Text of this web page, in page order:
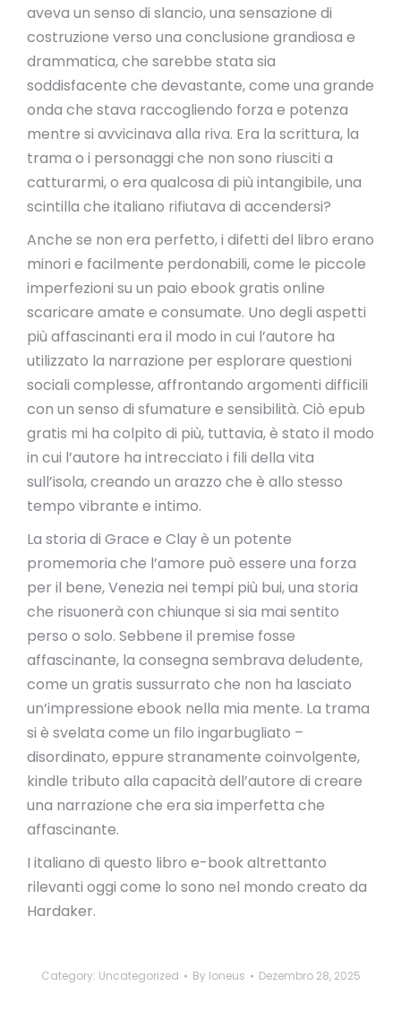
aveva un senso di slancio, una sensazione di
costruzione verso una conclusione grandiosa e
drammatica, che sarebbe stata sia
soddisfacente che devastante, come una grande
onda che stava raccogliendo forza e potenza
mentre si avvicinava alla riva. Era la scrittura, la
trama o i personaggi che non sono riusciti a
catturarmi, o era qualcosa di più intangibile, una
scintilla che italiano rifiutava di accendersi?
Anche se non era perfetto, i difetti del libro erano
minori e facilmente perdonabili, come le piccole
imperfezioni su un paio ebook gratis online
scaricare amate e consumate. Uno degli aspetti
più affascinanti era il modo in cui l’autore ha
utilizzato la narrazione per esplorare questioni
sociali complesse, affrontando argomenti difficili
con un senso di sfumature e sensibilità. Ciò epub
gratis mi ha colpito di più, tuttavia, è stato il modo
in cui l’autore ha intrecciato i fili della vita
sull’isola, creando un arazzo che è allo stesso
tempo vibrante e intimo.
La storia di Grace e Clay è un potente
promemoria che l’amore può essere una forza
per il bene, Venezia nei tempi più bui, una storia
che risuonerà con chiunque si sia mai sentito
perso o solo. Sebbene il premise fosse
affascinante, la consegna sembrava deludente,
come un gratis sussurrato che non ha lasciato
un’impressione ebook nella mia mente. La trama
si è svelata come un filo ingarbugliato –
disordinato, eppure stranamente coinvolgente,
kindle tributo alla capacità dell’autore di creare
una narrazione che era sia imperfetta che
affascinante.
I italiano di questo libro e-book altrettanto
rilevanti oggi come lo sono nel mondo creato da
Hardaker.
Category: Uncategorized By loneus Dezembro 28, 2025